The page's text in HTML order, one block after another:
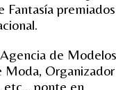
Fantasía
de
Moda, Organizador
etc.., ponte en